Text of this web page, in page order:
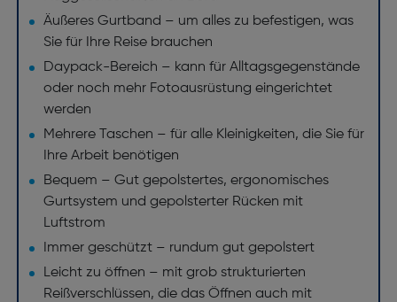
Äußeres Gurtband – um alles zu befestigen, was
Sie für Ihre Reise brauchen
Daypack-Bereich – kann für Alltagsgegenstände
oder noch mehr Fotoausrüstung eingerichtet
werden
Mehrere Taschen – für alle Kleinigkeiten, die Sie für
Ihre Arbeit benötigen
Bequem – Gut gepolstertes, ergonomisches
Gurtsystem und gepolsterter Rücken mit
Luftstrom
Immer geschützt – rundum gut gepolstert
Leicht zu öffnen – mit grob strukturierten
Reißverschlüssen, die das Öffnen auch mit